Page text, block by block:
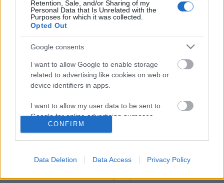
Retention, Sale, and/or Sharing of my
Personal Data that Is Unrelated with the
Purposes for which it was collected.
Opted Out
Google consents
I want to allow Google to enable storage
related to advertising like cookies on web or
device identifiers in apps.
I want to allow my user data to be sent to
Google for online advertising purposes.
related to analytics like cookies on web or
CONFIRM
Data Deletion Data Access Privacy Policy
Rákóczi-emlékek – Zólyom
Trianon 100 – Emlékműveink sorsa a Kárpát-
medencében. 37. rész
nemzetikonyvtar•2021. január 07.
A kiegyezés után, de különösen a honfoglalás
ezeréves évfordulójának időszakában számos
köztéri szobor, emlékmű született szerte a Kárpát-